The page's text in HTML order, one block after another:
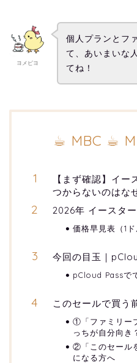
ヨメピヨ
個人プランとフ
て、あいまいな
てね！
☕︎ MBC ☕︎
【まず確認】イ
つからないのはな
2026年 イースタ
価格早見表（1ド
今回の目玉｜
pCloud Passで
このセールで買う
①「ファミリー
っちが自分向き
②「このセール
になる方へ